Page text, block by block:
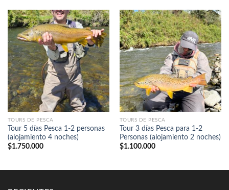
TOURS DE PESCA
Tour 5 días Pesca 1-2 personas
(alojamiento 4 noches)
$1.750.000
TOURS DE PESCA
Tour 3 días Pesca para 1-2
Personas (alojamiento 2 noches)
$1.100.000